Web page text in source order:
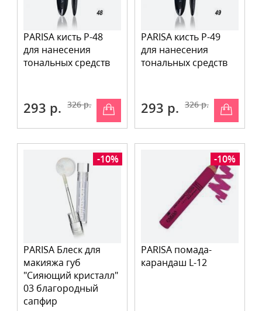
PARISA кисть P-48
для нанесения
тональных средств
293 р. 326 р.
PARISA кисть P-49
для нанесения
тональных средств
293 р. 326 р.
-10%
PARISA Блеск для
макияжа губ
"Сияющий кристалл"
03 благородный
сапфир
-10%
PARISA помада-
карандаш L-12